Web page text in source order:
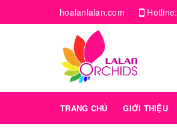
hoalanlalan.com Hotline:
TRANG CHỦ GIỚI THIỆU